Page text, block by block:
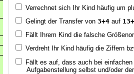
Verrechnet sich Ihr Kind häufig um
Gelingt der Transfer von 3+4 auf
Fällt Ihrem Kind die falsche
Verdreht Ihr Kind häufig die Ziffern
Fällt es auf, dass auch bei
Aufgabenstellung selbst und/oder